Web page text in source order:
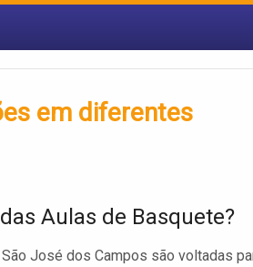
em diferentes
Aulas de Basquete?
José dos Campos são voltadas